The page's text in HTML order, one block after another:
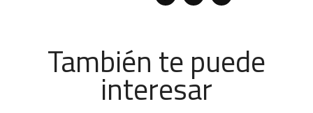
También te puede
interesar